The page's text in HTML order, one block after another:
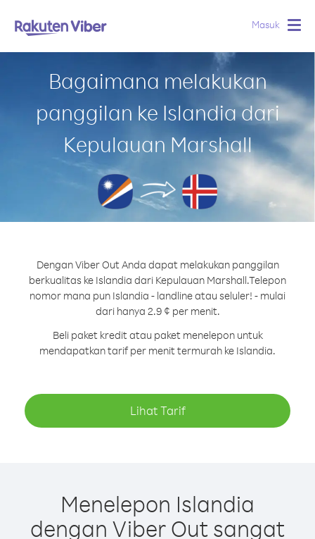
Masuk
Bagaimana melakukan
panggilan ke Islandia dari
Kepulauan Marshall
Dengan Viber Out Anda dapat melakukan panggilan
berkualitas ke Islandia dari Kepulauan Marshall.Telepon
nomor mana pun Islandia - landline atau seluler! - mulai
dari hanya 2.9 ¢ per menit.
Beli paket kredit atau paket menelepon untuk
mendapatkan tarif per menit termurah ke Islandia.
Lihat Tarif
Menelepon Islandia
dengan Viber Out sangat